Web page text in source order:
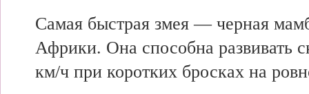
Самая быстрая змея — черная
Африки. Она способна развивать
км/ч при коротких бросках на